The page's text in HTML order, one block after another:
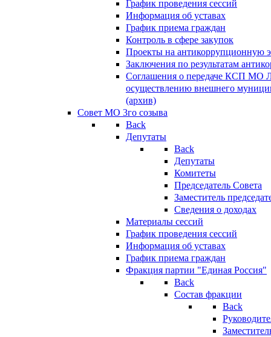
График проведения сессий
Информация об уставах
График приема граждан
Контроль в сфере закупок
Проекты на антикоррупционную
Заключения по результатам
Соглашения о передаче КСП МО
осуществлению внешнего
(архив)
Совет МО 3го созыва
Back
Депутаты
Back
Депутаты
Комитеты
Председатель Совета
Заместитель
Сведения о доходах
Материалы сессий
График проведения сессий
Информация об уставах
График приема граждан
Фракция партии "Единая Россия"
Back
Состав фракции
Back